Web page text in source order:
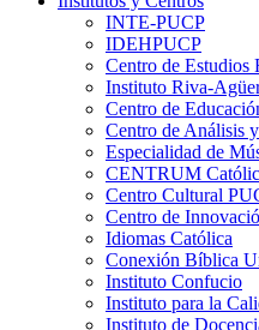
INTE-PUCP
IDEHPUCP
Centro de Estudios
Instituto Riva-
Centro de
Centro de Análisis
Especialidad de
CENTRUM
Centro Cultural
Centro de
Idiomas Católica
Conexión Bíblica
Instituto Confucio
Instituto para la
Instituto de